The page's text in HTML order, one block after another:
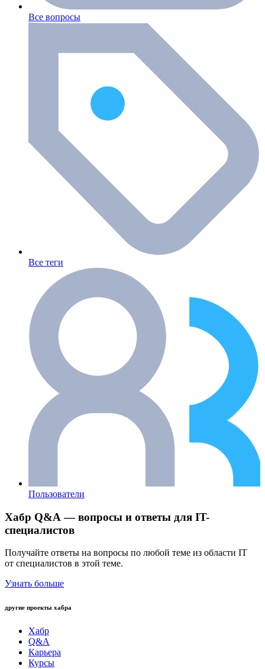
Все вопросы
Все теги
Пользователи
Хабр Q&A — вопросы и ответы для IT-
специалистов
Получайте ответы на вопросы по любой теме из области IT
от специалистов в этой теме.
Узнать больше
другие проекты хабра
Хабр
Q&A
Карьера
Курсы